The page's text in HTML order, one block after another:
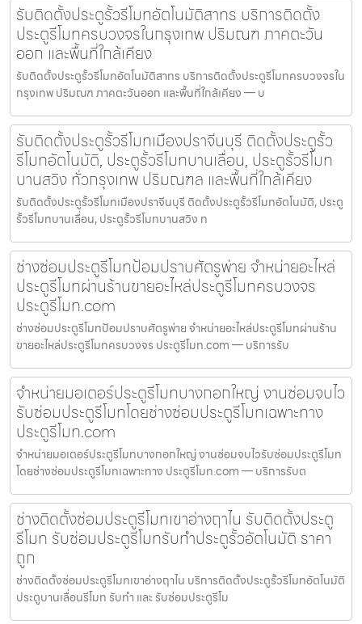
รับติดตั้งประตูรั้วรีโมทอัตโนมัติสาทร บริการติดตั้ง
ประตูรีโมทครบวงจรในกรุงเทพ ปริมณฑ ภาคตะวัน
ออก และพื้นที่ใกล้เคียง
รับติดตั้งประตูรั้วรีโมทอัตโนมัติสาทร บริการติดตั้งประตูรีโมทครบวงจรใน
กรุงเทพ ปริมณฑ ภาคตะวันออก และพื้นที่ใกล้เคียง — บ
รับติดตั้งประตูรั้วรีโมทเมืองปราจีนบุรี ติดตั้งประตูรั้ว
รีโมทอัตโนมัติ, ประตูรั้วรีโมทบานเลื่อน, ประตูรั้วรีโมท
บานสวิง ทั่วกรุงเทพ ปริมณฑล และพื้นที่ใกล้เคียง
รับติดตั้งประตูรั้วรีโมทเมืองปราจีนบุรี ติดตั้งประตูรั้วรีโมทอัตโนมัติ, ประตู
รั้วรีโมทบานเลื่อน, ประตูรั้วรีโมทบานสวิง ท
ช่างซ่อมประตูรีโมทป้อมปราบศัตรูพ่าย จำหน่ายอะไหล่
ประตูรีโมทผ่านร้านขายอะไหล่ประตูรีโมทครบวงจร
ประตูรีโมท.com
ช่างซ่อมประตูรีโมทป้อมปราบศัตรูพ่าย จำหน่ายอะไหล่ประตูรีโมทผ่านร้าน
ขายอะไหล่ประตูรีโมทครบวงจร ประตูรีโมท.com — บริการรับ
จำหน่ายมอเตอร์ประตูรีโมทบางกอกใหญ่ งานซ่อมจบไว
รับซ่อมประตูรีโมทโดยช่างซ่อมประตูรีโมทเฉพาะทาง
ประตูรีโมท.com
จำหน่ายมอเตอร์ประตูรีโมทบางกอกใหญ่ งานซ่อมจบไวรับซ่อมประตูรีโมท
โดยช่างซ่อมประตูรีโมทเฉพาะทาง ประตูรีโมท.com — บริการรับต
ช่างติดตั้งซ่อมประตูรีโมทเขาอ่างฤาไน รับติดตั้งประตู
รีโมท รับซ่อมประตูรีโมทรับทำประตูรั้วอัตโนมัติ ราคา
ถูก
ช่างติดตั้งซ่อมประตูรีโมทเขาอ่างฤาไน บริการติดตั้งประตูรั้วรีโมทอัตโนมัติ
ประตูบานเลื่อนรีโมท รับทำ และ รับซ่อมประตูรีโม